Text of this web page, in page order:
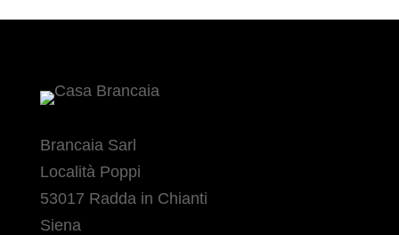
Brancaia Sarl
Località Poppi
53017 Radda in Chianti
Siena